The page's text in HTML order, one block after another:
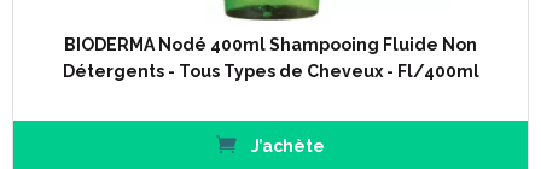
Il limite la prolifération de la levure Malassezia responsable
des pellicules.
Il évite les récidives en minimisant la sécrétion de sébum à l’
origine du développement du Malassezia. De puissants actifs
facilitent leur élimination. Enrichi en actifs apaisants, Nodé DS+
soulage immédiatement et durablement les démangeaisons
BIODERMA Nodé 400ml Shampooing Fluide Non
Détergents - Tous Types de Cheveux - Fl/400ml
J’achète